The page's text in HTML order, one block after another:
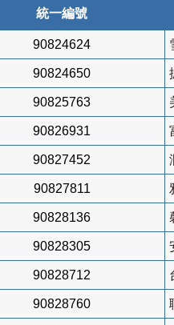
統一編號
90824624
90824650
90825763
90826931
90827452
90827811
90828136
90828305
90828712
90828760